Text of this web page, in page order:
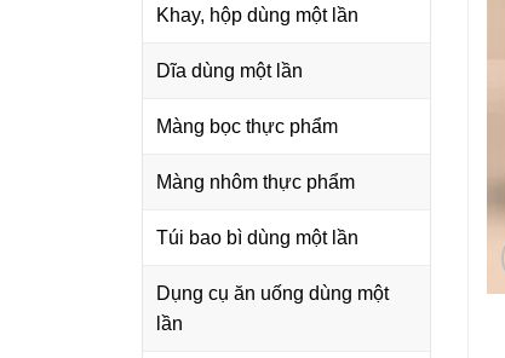
Khay, hộp dùng một lần
Dĩa dùng một lần
Màng bọc thực phẩm
Màng nhôm thực phẩm
Túi bao bì dùng một lần
Dụng cụ ăn uống dùng một
lần